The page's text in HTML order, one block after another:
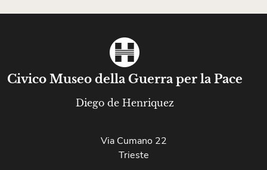
Civico Museo della Guerra per la Pace
Diego de Henriquez
Via Cumano 22
Trieste